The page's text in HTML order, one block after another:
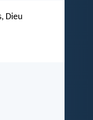
Dieu